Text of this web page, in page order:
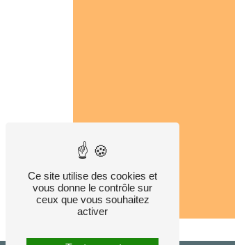
Ce site utilise des cookies et
vous donne le contrôle sur
ceux que vous souhaitez
activer